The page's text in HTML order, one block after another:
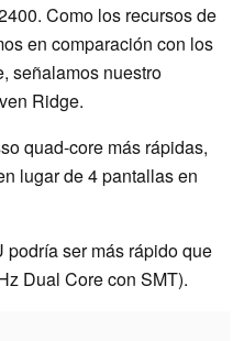
Como los recursos de
en comparación con los
señalamos nuestro
Ridge.
quad-core más rápidas,
lugar de 4 pantallas en
podría ser más rápido que
Dual Core con SMT).